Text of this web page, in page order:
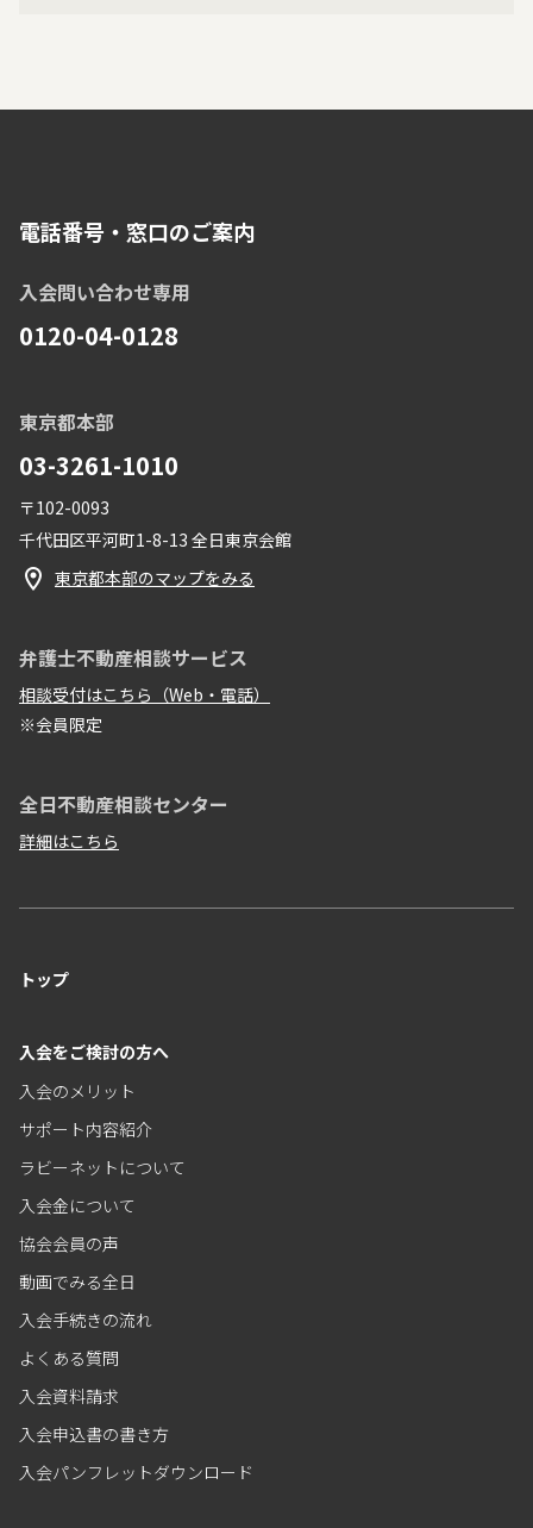
電話番号・窓口のご案内
入会問い合わせ専用
0120-04-0128
東京都本部
03-3261-1010
〒102-0093
千代田区平河町1-8-13 全日東京会館
東京都本部のマップをみる
弁護士不動産相談サービス
相談受付はこちら（Web・電話）
※会員限定
全日不動産相談センター
詳細はこちら
トップ
入会をご検討の方へ
入会のメリット
サポート内容紹介
ラビーネットについて
入会金について
協会会員の声
動画でみる全日
入会手続きの流れ
よくある質問
入会資料請求
入会申込書の書き方
入会パンフレットダウンロード